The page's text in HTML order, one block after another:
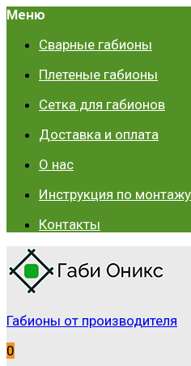
Меню
Сварные габионы
Плетеные габионы
Сетка для габионов
Доставка и оплата
О нас
Инструкция по монтажу
Контакты
Габионы от производителя
0